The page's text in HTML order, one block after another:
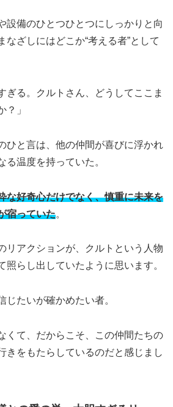
設備のひとつひとつにしっかりと向
なざしにはどこか“考える者”として
る。クルトさん、どうしてここま
？」
ひと言は、他の仲間が喜びに浮かれ
る温度を持っていた。
な好奇心だけでなく、慎重に未来を
宿っていた。
リアクションが、クルトという人物
照らし出していたように思います。
じたいが確かめたい者。
くて、だからこそ、この仲間たちの
きをもたらしているのだと感じまし